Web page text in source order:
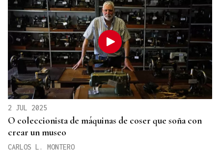
2 JUL 2025
O coleccionista de máquinas de coser que soña con
crear un museo
CARLOS L. MONTERO